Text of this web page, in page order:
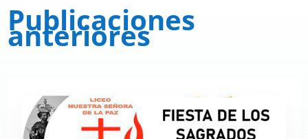
Publicaciones
anteriores